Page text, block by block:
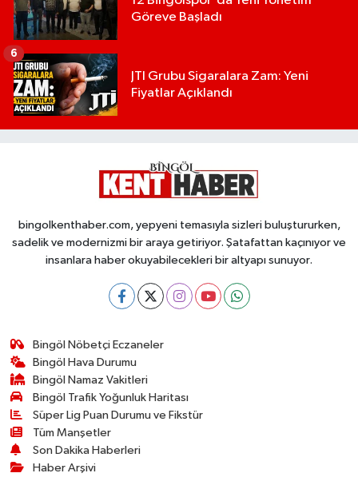
Göreve Başladı
JTI Grubu Sigaralara Zam: Yeni
Fiyatlar Açıklandı
6
bingolkenthaber.com, yepyeni temasıyla sizleri buluştururken,
sadelik ve modernizmi bir araya getiriyor. Şatafattan kaçınıyor ve
insanlara haber okuyabilecekleri bir altyapı sunuyor.
Bingöl Nöbetçi Eczaneler
Bingöl Hava Durumu
Bingöl Namaz Vakitleri
Bingöl Trafik Yoğunluk Haritası
Süper Lig Puan Durumu ve Fikstür
Tüm Manşetler
Son Dakika Haberleri
Haber Arşivi